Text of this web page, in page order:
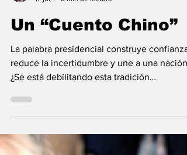
17 jul
8 min de lectura
Un “Cuento Chino”
La palabra presidencial construye confianza,
reduce la incertidumbre y une a una nación.
¿Se está debilitando esta tradición